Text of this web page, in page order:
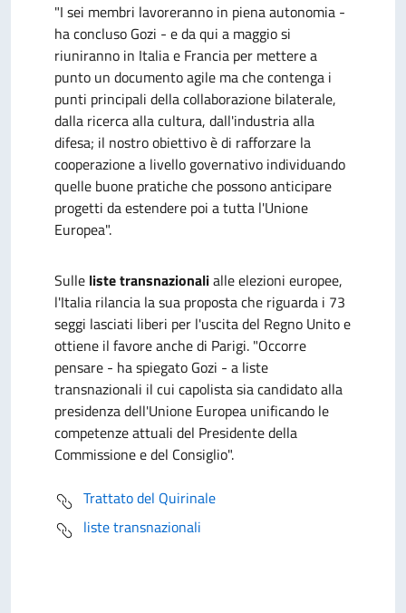
"I sei membri lavoreranno in piena autonomia -
ha concluso Gozi - e da qui a maggio si
riuniranno in Italia e Francia per mettere a
punto un documento agile ma che contenga i
punti principali della collaborazione bilaterale,
dalla ricerca alla cultura, dall'industria alla
difesa; il nostro obiettivo è di rafforzare la
cooperazione a livello governativo individuando
quelle buone pratiche che possono anticipare
progetti da estendere poi a tutta l'Unione
Europea".
Sulle liste transnazionalialle elezioni europee,
l'Italia rilancia la sua proposta che riguarda i 73
seggi lasciati liberi per l'uscita del Regno Unito e
ottiene il favore anche di Parigi. "Occorre
pensare - ha spiegato Gozi - a liste
transnazionali il cui capolista sia candidato alla
presidenza dell'Unione Europea unificando le
competenze attuali del Presidente della
Commissione e del Consiglio".
Trattato del Quirinale
liste transnazionali